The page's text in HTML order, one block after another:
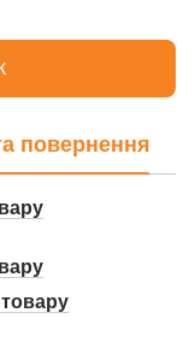
повернення